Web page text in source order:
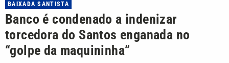
BAIXADA SANTISTA
Banco é condenado a indenizar
torcedora do Santos enganada no
“golpe da maquininha”